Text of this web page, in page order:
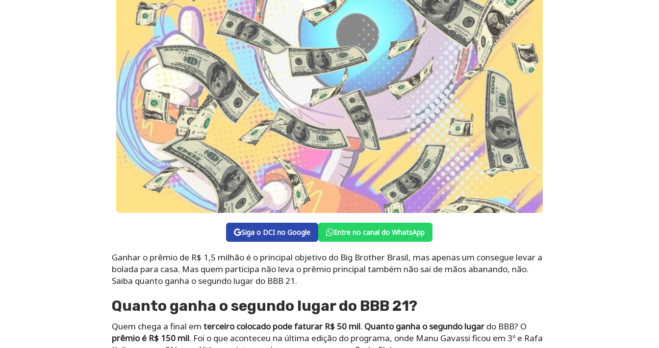
Siga o DCI no Google Entre no canal do WhatsApp
Ganhar o prêmio de R$ 1,5 milhão é o principal objetivo do Big Brother Brasil, mas apenas um consegue levar a
bolada para casa. Mas quem participa não leva o prêmio principal também não sai de mãos abanando, não.
Saiba quanto ganha o segundo lugar do BBB 21.
Quanto ganha o segundo lugar do BBB 21?
Quem chega a final em terceiro colocado pode faturar R$ 50 mil. Quanto ganha o segundo lugardo BBB? O
prêmio é R$ 150 mil. Foi o que aconteceu na última edição do programa, onde Manu Gavassi ficou em 3º e Rafa